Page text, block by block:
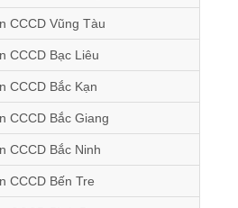
CCCD Vũng Tàu
CCCD Bạc Liêu
CCCD Bắc Kạn
CCCD Bắc Giang
CCCD Bắc Ninh
CCCD Bến Tre